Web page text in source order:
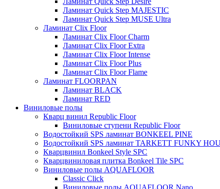
Ламинат Quick Step MAJESTIC
Ламинат Quick Step MUSE Ultra
Ламинат Clix Floor
Ламинат Clix Floor Charm
Ламинат Clix Floor Extra
Ламинат Clix Floor Intense
Ламинат Clix Floor Plus
Ламинат Clix Floor Flame
Ламинат FLOORPAN
Ламинат BLACK
Ламинат RED
Виниловые полы
Кварц винил Republic Floor
Виниловые ступени Republic Floor
Водостойкий SPS ламинат BONKEEL PINE
Водостойкий SPS ламинат TARKETT FUNKY
Кварцвинил Bonkeel Style SPC
Кварцвиниловая плитка Bonkeel Tile SPC
Виниловые полы AQUAFLOOR
Classic Click
Виниловые полы AQUAFLOOR Nano